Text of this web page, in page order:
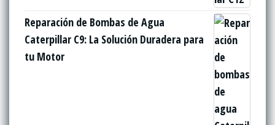
Reparación de Bombas de Agua
Caterpillar C9: La Solución Duradera para
tu Motor